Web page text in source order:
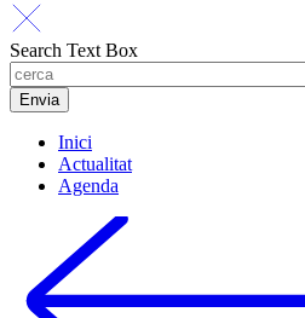
Search Text Box
Inici
Actualitat
Agenda